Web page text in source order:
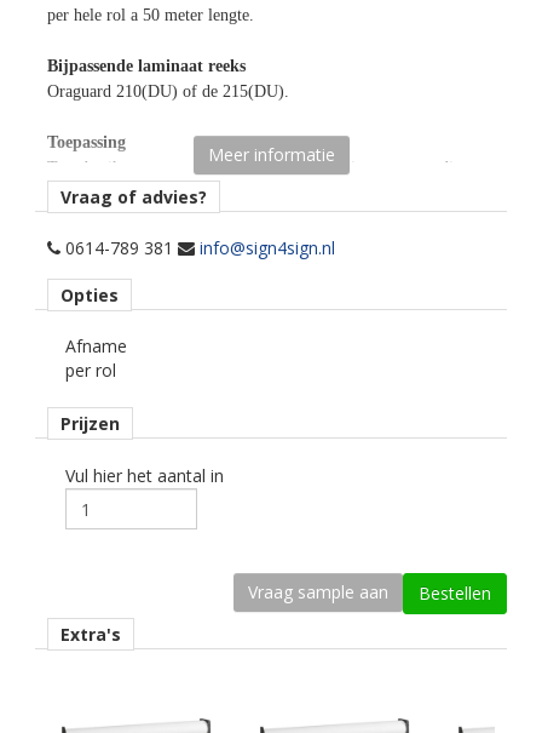
per hele rol a 50 meter lengte.
Bijpassende laminaat reeks
Oraguard 210(DU) of de 215(DU).
Toepassing
Te gebruiken voor nagenoeg alle denkbare binnen- en medium
term buitentoepassingen op een vlakke of licht glooiende
ondergrond.
printmedia intermediate.
Kenmerk belijming
permanent, transparant, solvent gebaseerd.
Kleur type
eco-solvent, latex, uv.
Dikte
Kleefkracht (N/25mm)
Meer informatie
Vraag of advies?
0614-789 381 info@sign4sign.nl
Opties
Afname
per rol
Prijzen
Vul hier het aantal in
Extra's